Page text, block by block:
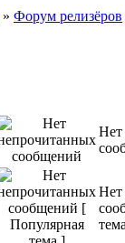
» Форум релизёров
Нет
Нет